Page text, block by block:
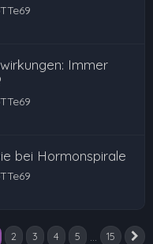
Immer
bei Hormonspirale
1 von 15
2 3 4 5 … 15